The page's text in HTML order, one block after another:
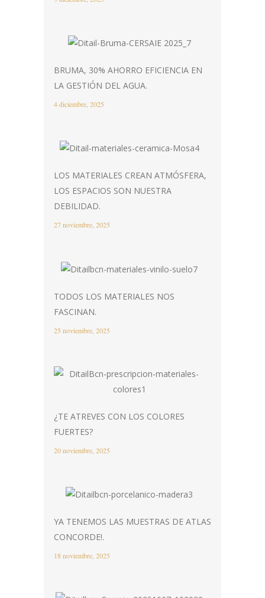
BRUMA, 30% AHORRO EFICIENCIA EN
LA GESTIÓN DEL AGUA.
4 diciembre, 2025
LOS MATERIALES CREAN ATMÓSFERA,
LOS ESPACIOS SON NUESTRA
DEBILIDAD.
27 noviembre, 2025
TODOS LOS MATERIALES NOS
FASCINAN.
25 noviembre, 2025
¿TE ATREVES CON LOS COLORES
FUERTES?
20 noviembre, 2025
YA TENEMOS LAS MUESTRAS DE ATLAS
CONCORDE!.
18 noviembre, 2025